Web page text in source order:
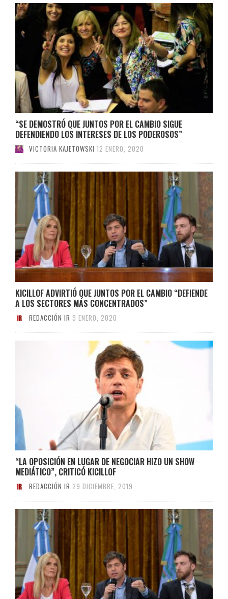
“SE DEMOSTRÓ QUE JUNTOS POR EL CAMBIO SIGUE
DEFENDIENDO LOS INTERESES DE LOS PODEROSOS”
VICTORIA KAJETOWSKI 12 ENERO, 2020
KICILLOF ADVIRTIÓ QUE JUNTOS POR EL CAMBIO “DEFIENDE
A LOS SECTORES MÁS CONCENTRADOS”
REDACCIÓN IR 9 ENERO, 2020
“LA OPOSICIÓN EN LUGAR DE NEGOCIAR HIZO UN SHOW
MEDIÁTICO”, CRITICÓ KICILLOF
REDACCIÓN IR 29 DICIEMBRE, 2019